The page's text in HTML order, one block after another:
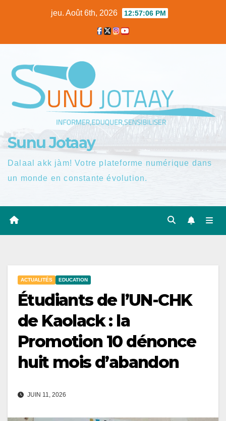
jeu. Août 6th, 2026 12:57:07 PM
Sunu Jotaay
Dalaal akk jàm! Votre plateforme numérique dans
un monde en constante évolution.
ACTUALITÉS EDUCATION
Étudiants de l’UN-CHK
de Kaolack : la
Promotion 10 dénonce
huit mois d’abandon
JUIN 11, 2026